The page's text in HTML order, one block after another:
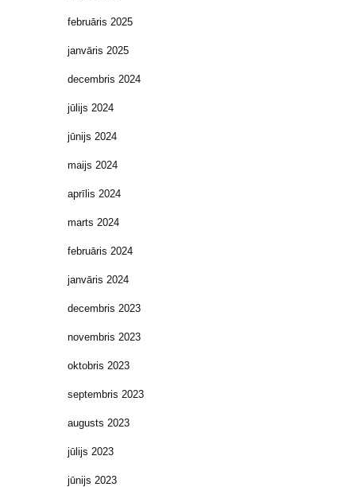
februāris 2025
janvāris 2025
decembris 2024
jūlijs 2024
jūnijs 2024
maijs 2024
aprīlis 2024
marts 2024
februāris 2024
janvāris 2024
decembris 2023
novembris 2023
oktobris 2023
septembris 2023
augusts 2023
jūlijs 2023
jūnijs 2023